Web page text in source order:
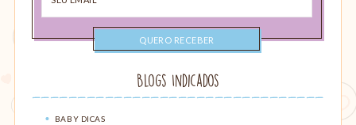
email
Blogs Indicados
BABY DICAS